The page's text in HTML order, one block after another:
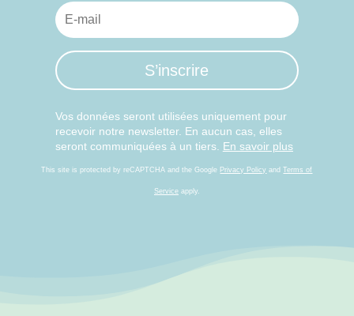
S’inscrire
Vos données seront utilisées uniquement pour
recevoir notre newsletter. En aucun cas, elles
seront communiquées à un tiers. En savoir plus
This site is protected by reCAPTCHA and the Google Privacy Policy andTerms of
Serviceapply.